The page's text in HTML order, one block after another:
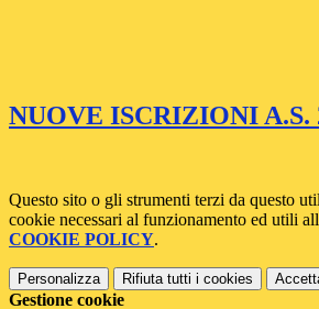
NUOVE ISCRIZIONI A.S.
Questo sito o gli strumenti terzi da questo
cookie necessari al funzionamento ed utili
COOKIE POLICY.
Personalizza Rifiuta tutti i cookies
Gestione cookie